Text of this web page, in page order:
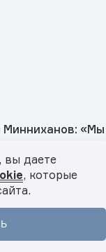
Меню
Минниханов: «Мы
Юго-
ЛатинскойРустам
вы даете
, которые